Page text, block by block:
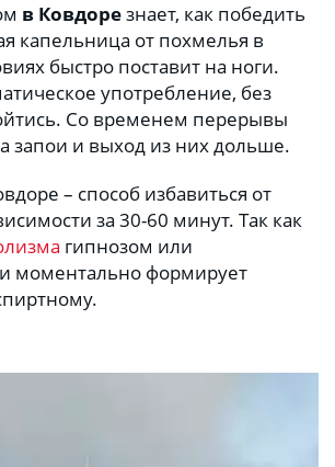
в Ковдоре знает, как победить
капельница от похмелья в
быстро поставит на ноги.
употребление, без
Со временем перерывы
запои и выход из них дольше.
гипнозом или
моментально формирует